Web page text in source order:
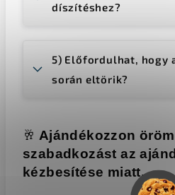
díszítéshez?
5) Előfordulhat, hogy
során eltörik?
🥂 Ajándékozzon
szabadkozást az
kézbesítése miatt.